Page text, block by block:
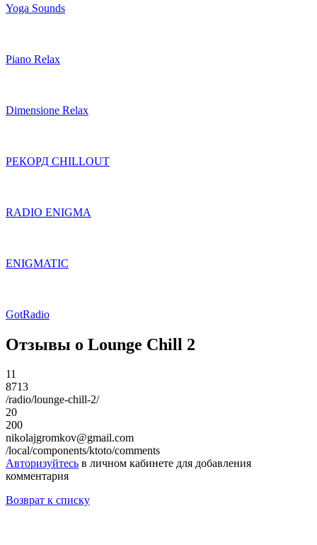
Yoga Sounds
Piano Relax
Dimensione Relax
РЕКОРД CHILLOUT
RADIO ENIGMA
ENIGMATIC
GotRadio
Отзывы о Lounge Chill 2
11
8713
/radio/lounge-chill-2/
20
200
nikolajgromkov@gmail.com
/local/components/ktoto/comments
Авторизуйтесь в личном кабинете для добавления
комментария
Возврат к списку